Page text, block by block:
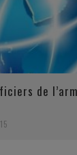
de